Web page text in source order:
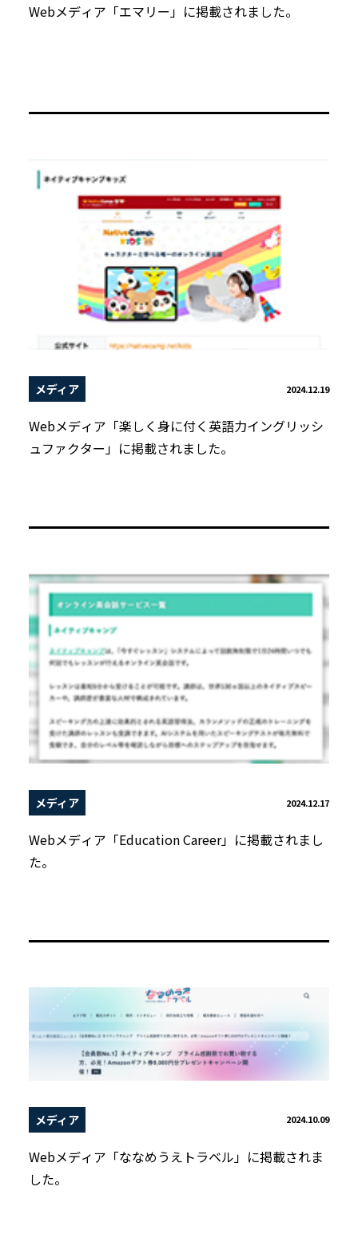
Webメディア「エマリー」に掲載されました。
メディア 2024.12.19
Webメディア「楽しく身に付く英語力イングリッシ
ュファクター」に掲載されました。
メディア 2024.12.17
Webメディア「Education Career」に掲載されまし
た。
メディア 2024.10.09
Webメディア「ななめうえトラベル」に掲載されま
した。